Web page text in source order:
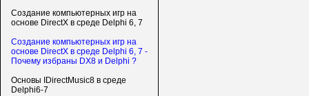
Создание компьютерных игр на
основе DirectX в среде Delphi 6, 7
Создание компьютерных игр на
основе DirectX в среде Delphi 6, 7 -
Почему избраны DX8 и Delphi ?
Основы IDirectMusic8 в среде
Delphi6-7